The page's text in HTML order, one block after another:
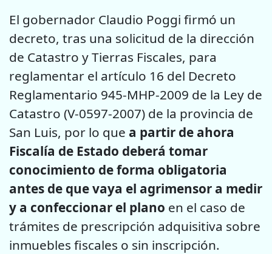
El gobernador Claudio Poggi firmó un
decreto, tras una solicitud de la dirección
de Catastro y Tierras Fiscales, para
reglamentar el artículo 16 del Decreto
Reglamentario 945-MHP-2009 de la Ley de
Catastro (V-0597-2007) de la provincia de
San Luis, por lo que a partir de ahora
Fiscalía de Estado deberá tomar
conocimiento de forma obligatoria
antes de que vaya el agrimensor a medir
y a confeccionar el plano en el caso de
trámites de prescripción adquisitiva sobre
inmuebles fiscales o sin inscripción.